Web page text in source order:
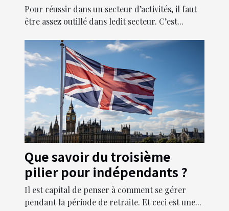
entreprise ?
Pour réussir dans un secteur d’activités, il faut
être assez outillé dans ledit secteur. C’est...
Que savoir du troisième
pilier pour indépendants ?
Il est capital de penser à comment se gérer
pendant la période de retraite. Et ceci est une...